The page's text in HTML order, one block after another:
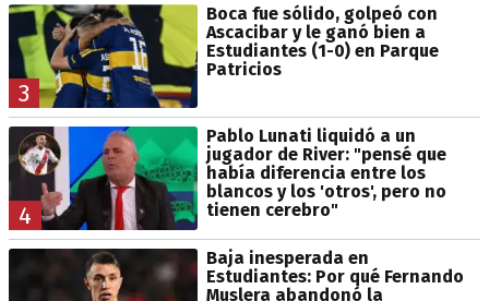
3
Boca fue sólido, golpeó con
Ascacibar y le ganó bien a
Estudiantes (1-0) en Parque
Patricios
4
Pablo Lunati liquidó a un
jugador de River: "pensé que
había diferencia entre los
blancos y los 'otros', pero no
tienen cerebro"
Baja inesperada en
Estudiantes: Por qué Fernando
Muslera abandonó la